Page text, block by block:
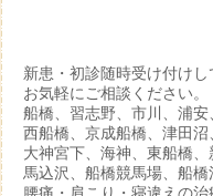
新患・初診随時受け付けし
お気軽にご相談ください。
船橋、習志野、市川、浦安
西船橋、京成船橋、津田沼
大神宮下、海神、東船橋、
馬込沢、船橋競馬場、船橋